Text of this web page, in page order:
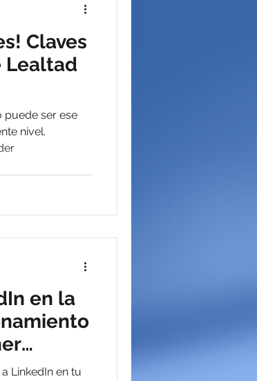
Claves
Lealtad
puede ser ese
nivel.
en la
LinkedIn en tu